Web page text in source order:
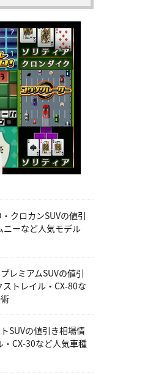
クロカンSUVの値引
ニーなど人気モデル
レミアムSUVの値引
トレイル・CX-80な
SUVの値引き相場情
CX-30など人気車種